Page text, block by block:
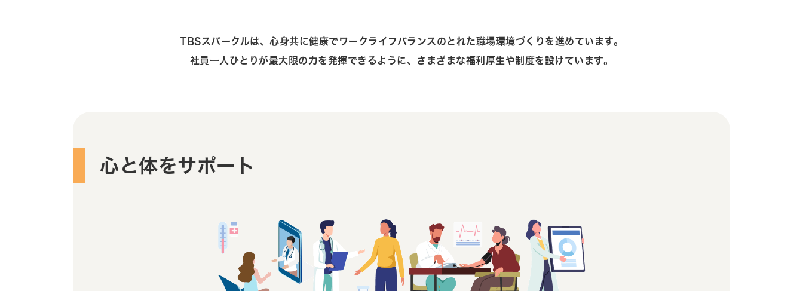
TBSスパークルは、心身共に健康でワークライフバランスのとれた職場環境づくりを進めています。
社員一人ひとりが最大限の力を発揮できるように、さまざまな福利厚生や制度を設けています。
心と体をサポート